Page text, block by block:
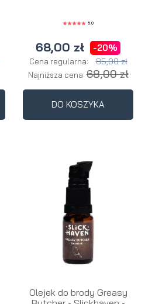
5.0
68,00 zł -20%
Cena regularna: 85,00 zł
Najniższa cena:68,00 zł
DO KOSZYKA
Olejek do brody Greasy